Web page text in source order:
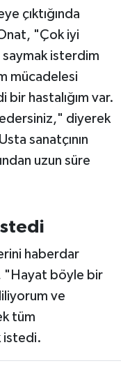
çıktığında
"Çok iyi
saymak isterdim
mücadelesi
hastalığım var.
diyerek
sanatçının
uzun süre
haberdar
"Hayat böyle bir
ve
tüm
istedi.